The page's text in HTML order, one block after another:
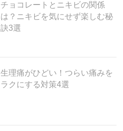
チョコレートとニキビの関係
は？ニキビを気にせず楽しむ秘
訣3選
生理痛がひどい！つらい痛みを
ラクにする対策4選